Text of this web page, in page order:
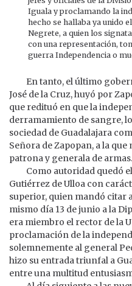
Iguala y proclamando la
hecho se hallaba ya unido
Negrete, a quien los
con una representación,
guerra Independencia o
En tanto, el último
José de la Cruz, huyó por
que redituó en que la
derramamiento de sangre,
sociedad de Guadalajara
Señora de Zapopan, a la
patrona y generala de armas.
Como autoridad quedó
Gutiérrez de Ulloa con
superior, quien mandó citar
mismo día 13 de junio a la
era miembro el rector de la
proclamación de la
solemnemente al general
hizo su entrada triunfal a
entre una multitud